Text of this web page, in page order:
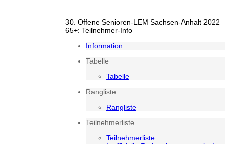
30. Offene Senioren-LEM Sachsen-Anhalt 2022
65+: Teilnehmer-Info
Information
Tabelle
Tabelle
Rangliste
Rangliste
Teilnehmerliste
Teilnehmerliste